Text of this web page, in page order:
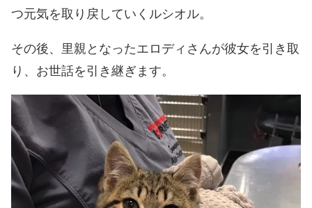
つ元気を取り戻していくルシオル。
その後、里親となったエロディさんが彼女を引き取
り、お世話を引き継ぎます。